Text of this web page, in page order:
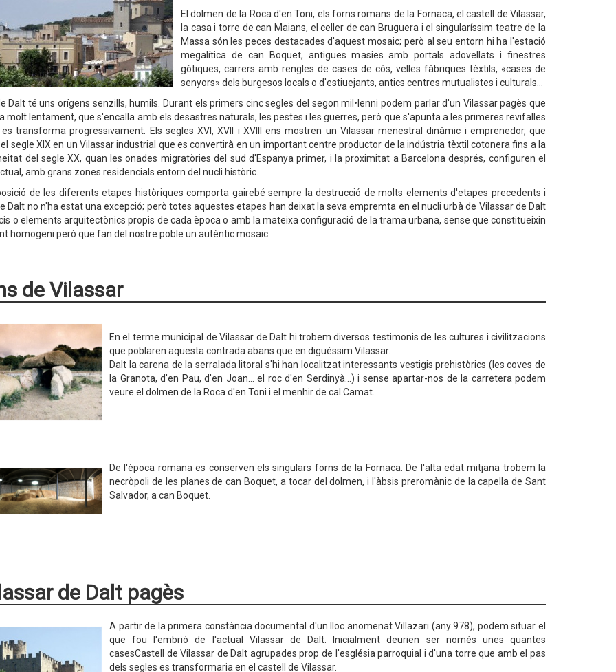
El dolmen de la Roca d'en Toni, els forns romans de la Fornaca, el castell de Vilassar,
la casa i torre de can Maians, el celler de can Bruguera i el singularíssim teatre de la
Massa són les peces destacades d'aquest mosaic; però al seu entorn hi ha l'estació
megalítica de can Boquet, antigues masies amb portals adovellats i finestres
gòtiques, carrers amb rengles de cases de cós, velles fàbriques tèxtils, «cases de
senyors» dels burgesos locals o d'estiuejants, antics centres mutualistes i culturals…
Dalt té uns orígens senzills, humils. Durant els primers cinc segles del segon mil•lenni podem parlar d'un Vilassar pagès que
molt lentament, que s'encalla amb els desastres naturals, les pestes i les guerres, però que s'apunta a les primeres revifalles
transforma progressivament. Els segles XVI, XVII i XVIII ens mostren un Vilassar menestral dinàmic i emprenedor, que
segle XIX en un Vilassar industrial que es convertirà en un important centre productor de la indústria tèxtil cotonera fins a la
del segle XX, quan les onades migratòries del sud d'Espanya primer, i la proximitat a Barcelona després, configuren el
amb grans zones residencials entorn del nucli històric.
de les diferents etapes històriques comporta gairebé sempre la destrucció de molts elements d'etapes precedents i
Dalt no n'ha estat una excepció; però totes aquestes etapes han deixat la seva empremta en el nucli urbà de Vilassar de Dalt
o elements arquitectònics propis de cada època o amb la mateixa configuració de la trama urbana, sense que constitueixin
homogeni però que fan del nostre poble un autèntic mosaic.
de Vilassar
En el terme municipal de Vilassar de Dalt hi trobem diversos testimonis de les cultures i civilitzacions
que poblaren aquesta contrada abans que en diguéssim Vilassar.
Dalt la carena de la serralada litoral s'hi han localitzat interessants vestigis prehistòrics (les coves de
la Granota, d'en Pau, d'en Joan… el roc d'en Serdinyà…) i sense apartar-nos de la carretera podem
veure el dolmen de la Roca d'en Toni i el menhir de cal Camat.
De l'època romana es conserven els singulars forns de la Fornaca. De l'alta edat mitjana trobem la
necròpoli de les planes de can Boquet, a tocar del dolmen, i l'àbsis preromànic de la capella de Sant
Salvador, a can Boquet.
de Dalt pagès
A partir de la primera constància documental d'un lloc anomenat Villazari (any 978), podem situar el
que fou l'embrió de l'actual Vilassar de Dalt. Inicialment deurien ser només unes quantes
casesCastell de Vilassar de Dalt agrupades prop de l'església parroquial i d'una torre que amb el pas
dels segles es transformaria en el castell de Vilassar.